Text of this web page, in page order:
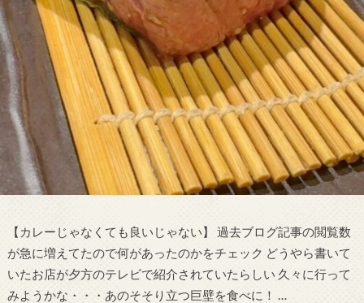
【カレーじゃなくても良いじゃない】 過去ブログ記事の閲覧数
が急に増えてたので何があったのかをチェック どうやら書いて
いたお店が夕方のテレビで紹介されていたらしい 久々に行って
みようかな・・・あのそそり立つ巨壁を食べに！ …